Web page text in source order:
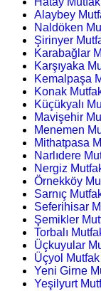
Alaybey
Naldöken
Şirinyer
Karabağlar
Karşıyaka
Kemalpaşa
Konak
Küçükyalı
Mavişehir
Menemen
Mithatpasa
Narlıdere
Nergiz
Örnekköy
Sarnıç
Seferihisar
Şemikler
Torbalı
Üçkuyular
Üçyol
Yeni Girne
Yeşilyurt